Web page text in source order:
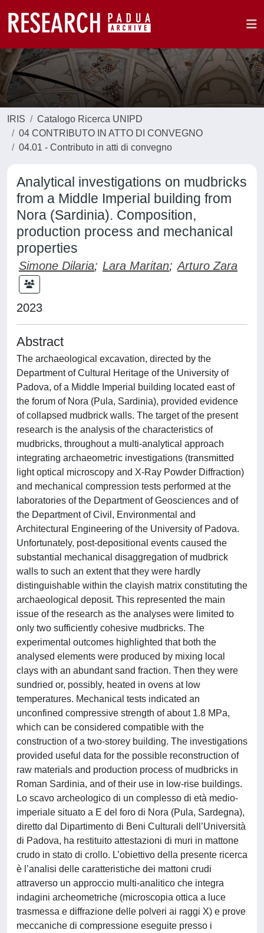
IRIS
Catalogo Ricerca UNIPD
04 CONTRIBUTO IN ATTO DI CONVEGNO
04.01 - Contributo in atti di convegno
Analytical investigations on mudbricks
from a Middle Imperial building from
Nora (Sardinia). Composition,
production process and mechanical
properties
Simone Dilaria; Lara Maritan; Arturo Zara
2023
Abstract
The archaeological excavation, directed by the
Department of Cultural Heritage of the University of
Padova, of a Middle Imperial building located east of
the forum of Nora (Pula, Sardinia), provided evidence
of collapsed mudbrick walls. The target of the present
research is the analysis of the characteristics of
mudbricks, throughout a multi-analytical approach
integrating archaeometric investigations (transmitted
light optical microscopy and X-Ray Powder Diffraction)
and mechanical compression tests performed at the
laboratories of the Department of Geosciences and of
the Department of Civil, Environmental and
Architectural Engineering of the University of Padova.
Unfortunately, post-depositional events caused the
substantial mechanical disaggregation of mudbrick
walls to such an extent that they were hardly
distinguishable within the clayish matrix constituting the
archaeological deposit. This represented the main
issue of the research as the analyses were limited to
only two sufficiently cohesive mudbricks. The
experimental outcomes highlighted that both the
analysed elements were produced by mixing local
clays with an abundant sand fraction. Then they were
sundried or, possibly, heated in ovens at low
temperatures. Mechanical tests indicated an
unconfined compressive strength of about 1.8 MPa,
which can be considered compatible with the
construction of a two-storey building. The investigations
provided useful data for the possible reconstruction of
raw materials and production process of mudbricks in
Roman Sardinia, and of their use in low-rise buildings.
Lo scavo archeologico di un complesso di età medio-
imperiale situato a E del foro di Nora (Pula, Sardegna),
diretto dal Dipartimento di Beni Culturali dell’Università
di Padova, ha restituito attestazioni di muri in mattone
crudo in stato di crollo. L’obiettivo della presente ricerca
è l’analisi delle caratteristiche dei mattoni crudi
attraverso un approccio multi-analitico che integra
indagini archeometriche (microscopia ottica a luce
trasmessa e diffrazione delle polveri ai raggi X) e prove
meccaniche di compressione eseguite presso i